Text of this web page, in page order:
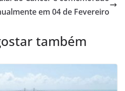
em 04 de Fevereiro
também